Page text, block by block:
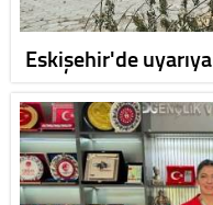
Eskişehir'de